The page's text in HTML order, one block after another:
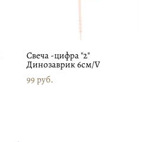
Свеча -цифра "2"
Динозаврик 6см/V
99 pуб.